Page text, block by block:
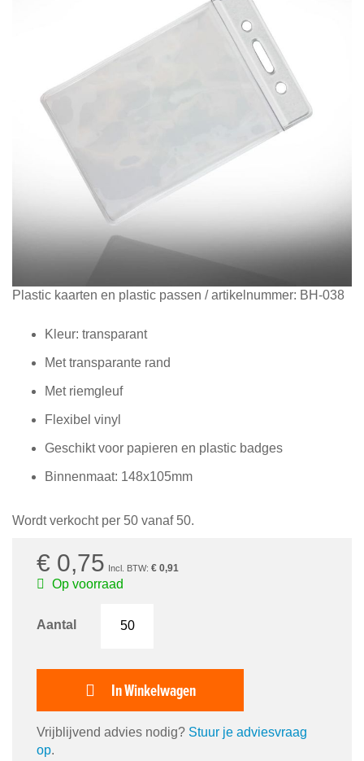
Plastic kaarten en plastic passen / artikelnummer: BH-038
Kleur: transparant
Met transparante rand
Met riemgleuf
Flexibel vinyl
Geschikt voor papieren en plastic badges
Binnenmaat: 148x105mm
Wordt verkocht per 50 vanaf 50.
€ 0,75 € 0,91
Op voorraad
Aantal
In Winkelwagen
Vrijblijvend advies nodig? Stuur je adviesvraag
op.
Ga
van
gallerij